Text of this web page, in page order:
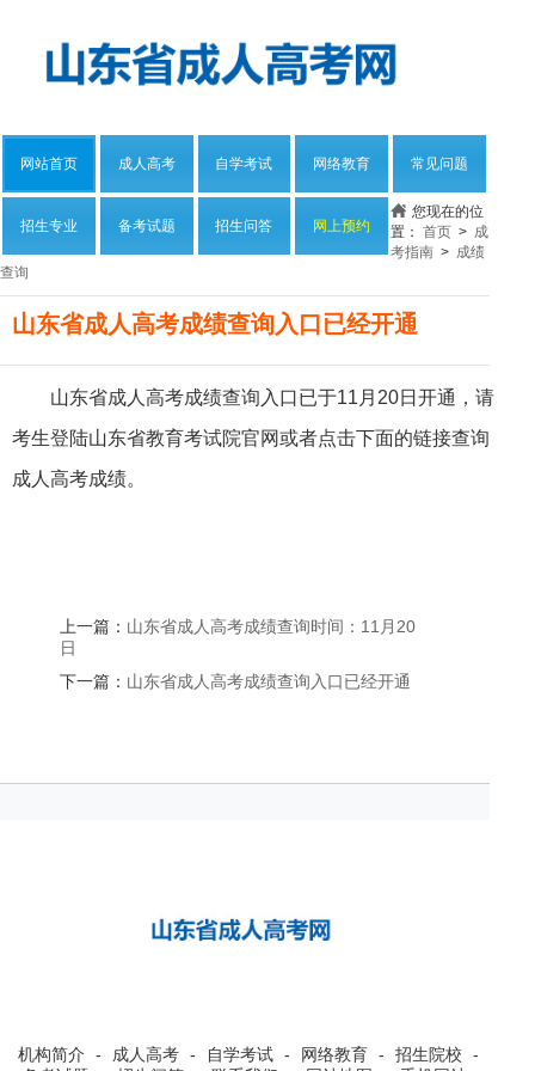
网站首页 成人高考 自学考试 网络教育 常见问题
招生专业 备考试题 招生问答 网上预约
您现在的位
置： 首页 > 成
考指南 > 成绩
查询
山东省成人高考成绩查询入口已经开通
山东省成人高考成绩查询入口已于11月20日开通，请
考生登陆山东省教育考试院官网或者点击下面的链接查询
成人高考成绩。
上一篇： 山东省成人高考成绩查询时间：11月20
日
下一篇： 山东省成人高考成绩查询入口已经开通
机构简介 - 成人高考 - 自学考试 - 网络教育 - 招生院校
-